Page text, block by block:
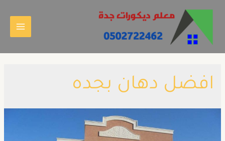
افضل دهان بجده